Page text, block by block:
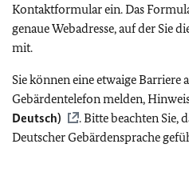
Kontaktformular ein. Das
genaue Webadresse, auf der Sie
mit.
Sie können eine etwaige Barriere
Gebärdentelefon melden,
Deutsch)
. Bitte beachten Sie,
Deutscher Gebärdensprache